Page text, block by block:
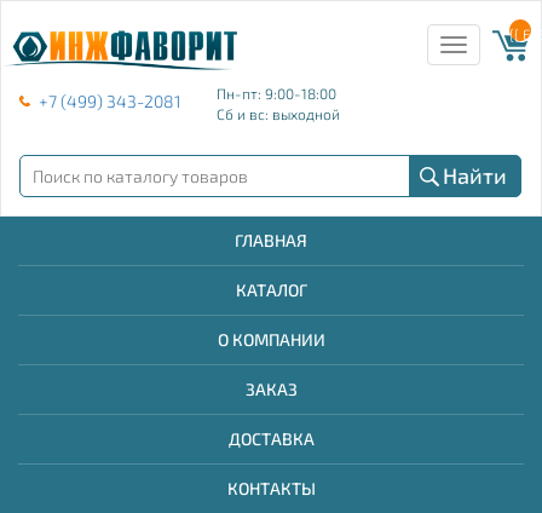
+7 (499) 343-2081
Пн-пт: 9:00-18:00
Сб и вс: выходной
Toggle
navigation
{{
Найти
ГЛАВНАЯ
КАТАЛОГ
О КОМПАНИИ
ЗАКАЗ
ДОСТАВКА
КОНТАКТЫ